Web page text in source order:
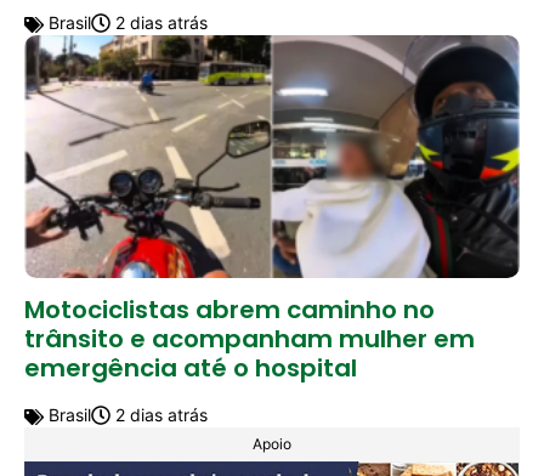
Brasil 2 dias atrás
Motociclistas abrem caminho no
trânsito e acompanham mulher em
emergência até o hospital
Brasil 2 dias atrás
Apoio